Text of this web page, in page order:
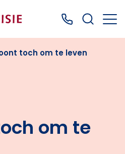
Bel ons: 0499
toch om te leven
om te